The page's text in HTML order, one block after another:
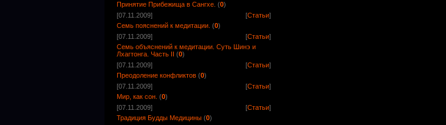
Принятие Прибежища в Сангхе. (0)
[07.11.2009]
[Статьи]
Семь пояснений к медитации. (0)
[07.11.2009]
[Статьи]
Семь объяснений к медитации. Суть Шинэ и
Лхагтонга. Часть II (0)
[07.11.2009]
[Статьи]
Преодоление конфликтов (0)
[07.11.2009]
[Статьи]
Мир, как сон. (0)
[07.11.2009]
[Статьи]
Традиция Будды Медицины (0)